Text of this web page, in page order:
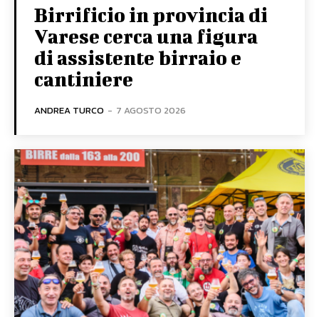
Birrificio in provincia di
Varese cerca una figura
di assistente birraio e
cantiniere
ANDREA TURCO - 7 AGOSTO 2026